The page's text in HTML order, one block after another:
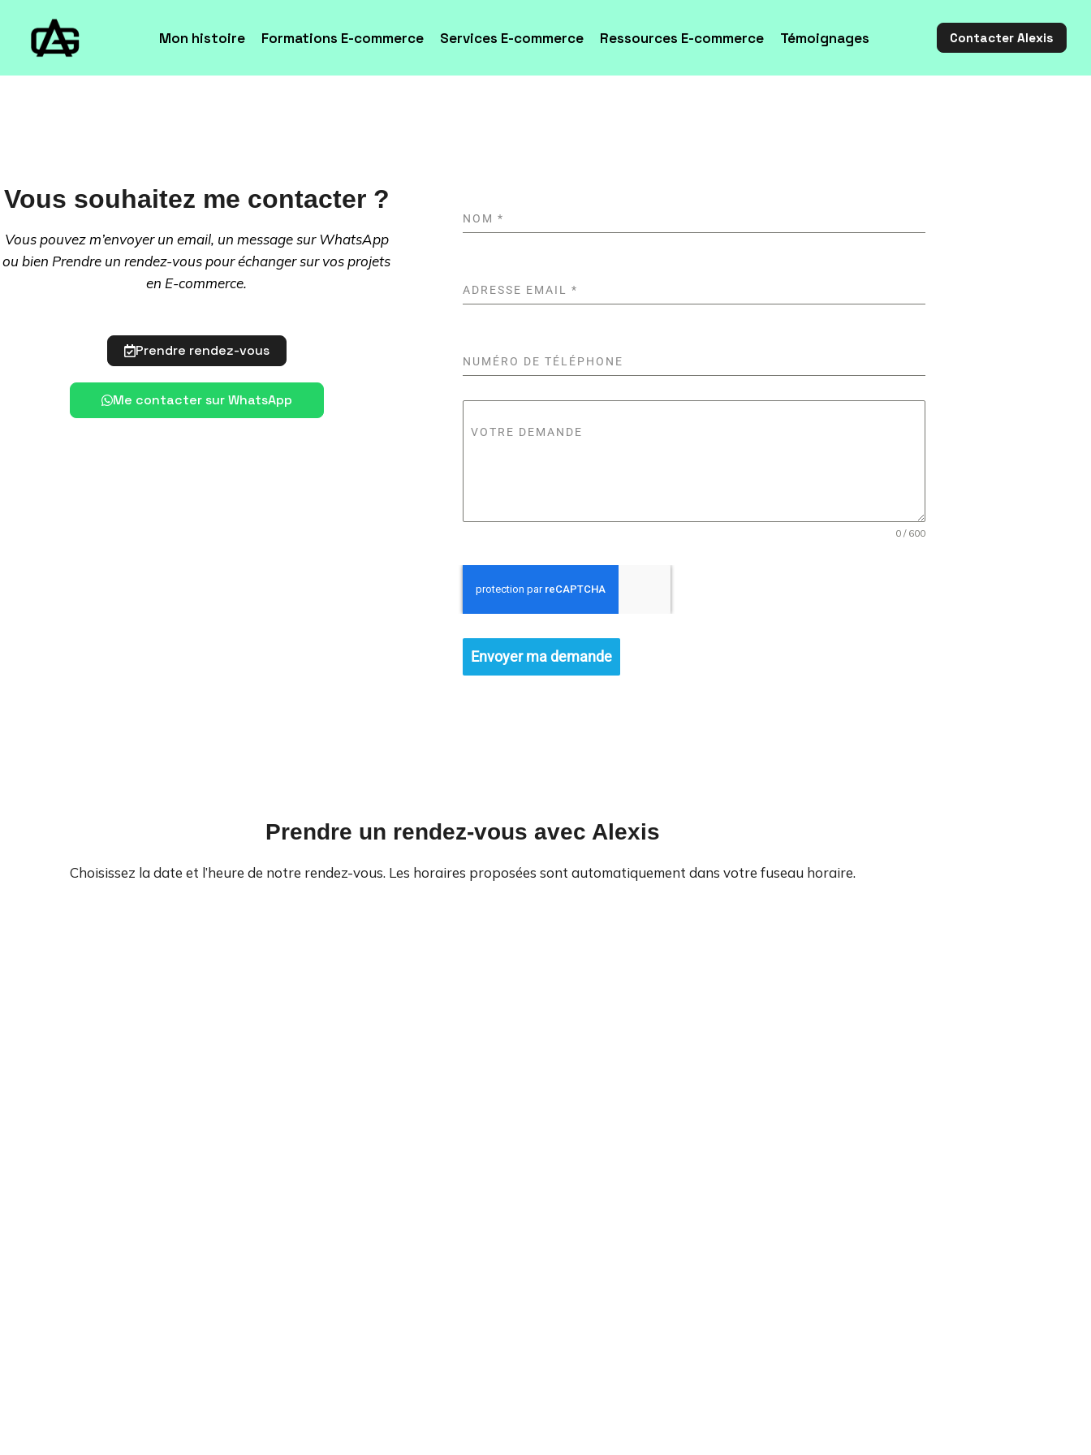
Mon histoire Formations E-commerce Services E-commerce Ressources E-commerce Témoignages Contacter Alexis
Vous souhaitez me contacter ?
Vous pouvez m’envoyer un email, un message sur WhatsApp
ou bien Prendre un rendez-vous pour échanger sur vos projets
en E-commerce.
Prendre rendez-vous
Me contacter sur WhatsApp
NOM *
ADRESSE EMAIL *
NUMÉRO DE TÉLÉPHONE
VOTRE DEMANDE
0 / 600
Envoyer ma demande
Prendre un rendez-vous avec Alexis
Choisissez la date et l’heure de notre rendez-vous. Les horaires proposées sont automatiquement dans votre fuseau horaire.